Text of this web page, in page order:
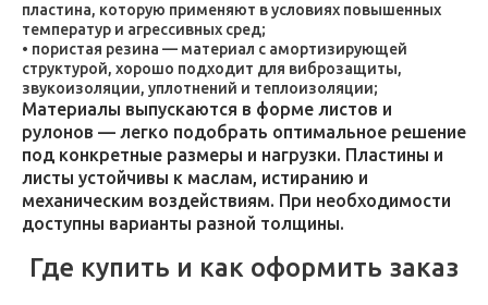
пластина, которую применяют в условиях повышенных
температур и агрессивных сред;
пористая резина — материал с амортизирующей
структурой, хорошо подходит для виброзащиты,
звукоизоляции, уплотнений и теплоизоляции;
Материалы выпускаются в форме листов и
рулонов — легко подобрать оптимальное решение
под конкретные размеры и нагрузки. Пластины и
листы устойчивы к маслам, истиранию и
механическим воздействиям. При необходимости
доступны варианты разной толщины.
Где купить и как оформить заказ